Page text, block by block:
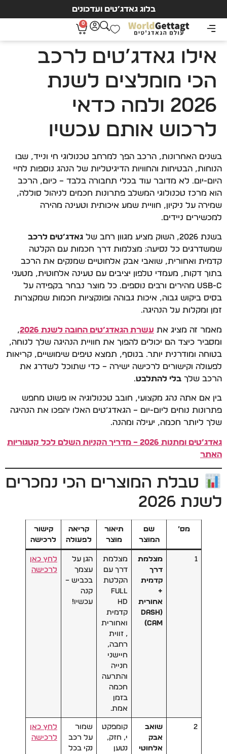
בלוג גאדג’טים ועדכונים
0
אילו גאדג’טים לרכב
הכי מומלצים לשנת
2026 ולמה כדאי
לרכוש אותם עכשיו
בשנים האחרונות, הרכב הפך למרחב טכנולוגי חי ונייד, שבו
הנוחות, הבטיחות והחוויות הדיגיטליות של הנהג נוספות לחיי
היום-יום. לא מדובר עוד בכלי תחבורה בלבד – כיום, הרכב
הוא מרכז טכנולוגי המשלב פתרונות חכמים לניהול סוללה,
שמירה על ניקיון, חוויית שמע איכותית וטעינה מהירה
למכשירים ניידים.
בשנת 2026, השוק מציע מגוון רחב של
גאדג’טים לרכב
שמשדרגים כל נסיעה: מצלמות דרך חכמות עם הקלטה
קדמית ואחורית, שואבי אבק אלחוטיים שמנקים את הרכב
בתוך דקות, מעמדי טלפון יציבים עם טעינה אלחוטית, מטעני
USB-C מהירים ורבים נוספים. כל מוצר נבחר בקפידה על
בסיס ביקוש גבוה, איכות גבוהה ופונקציות חכמות שמקצרות
זמן ומקלות על הנהיגה.
מאמר זה מציג את עשרת הגאדג’טים החובה לשנת 2026
,
ומסביר כיצד הם יכולים להפוך את חוויית הנהיגה שלך לנוחה,
בטוחה ומודרנית יותר. בנוסף, תמצא טיפים שימושיים, קריאות
לפעולה וקישורים לרכישה ישירה – כדי שתוכל לשדרג את
הרכב שלך בלי להתלבט.
בין אם אתה נהג מקצועי, חובב טכנולוגיה או פשוט מחפש
פתרונות נוחים ליום-יום – הגאדג’טים האלו יהפכו את הנהיגה
שלך ליותר חכמה, יעילה ומהנה.
גאדג’טים ומתנות 2026 – מדריך הקניות השלם לכל קטגוריות
האתר
טבלת המוצרים הכי נמכרים
לשנת 2026
מס’
שם
המוצר
תיאור
מוצר
קריאה
לפעולה
קישור
לרכישה
1
מצלמת
דרך
קדמית
+
אחורית
(Dash
Cam)
מצלמת
דרך עם
הקלטת
Full
HD
קדמית
ואחורית
, זווית
רחבה,
חיישני
חנייה
והתרעה
חכמה
בזמן
אמת.
הגן על
עצמך
בכביש –
קנה
עכשיו!
לחץ כאן
לרכישה
2
שואב
אבק
אלחוטי
קומפקט
י, חזק,
נטען
שמור
על רכב
נקי בכל
לחץ כאן
לרכישה